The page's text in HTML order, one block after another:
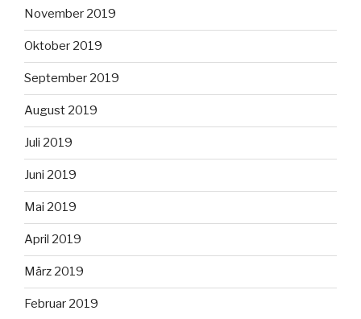
November 2019
Oktober 2019
September 2019
August 2019
Juli 2019
Juni 2019
Mai 2019
April 2019
März 2019
Februar 2019